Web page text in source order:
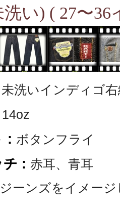
洗い) ( 27〜36
未洗いインディゴ
14oz
: ボタンフライ
チ : 赤耳、青耳
ーンズをイメー